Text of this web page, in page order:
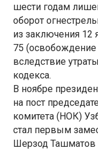
шести годам
оборот
из заключения 12
75 (освобождение
вследствие
кодекса.
В ноябре
на пост
комитета (НОК)
стал первым
Шерзод Ташматов